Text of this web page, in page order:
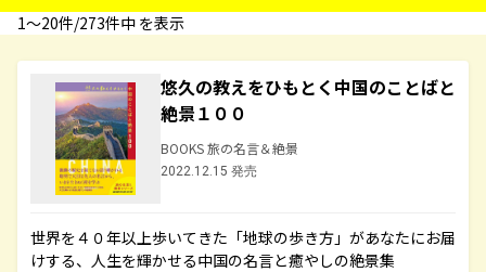
1〜20件/273件中 を表示
悠久の教えをひもとく中国のことばと
絶景１００
BOOKS 旅の名言＆絶景
2022.12.15 発売
世界を４０年以上歩いてきた「地球の歩き方」があなたにお届
けする、人生を輝かせる中国の名言と癒やしの絶景集